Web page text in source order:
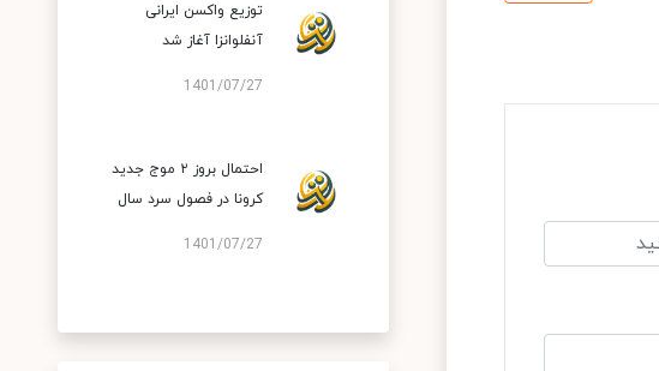
توزیع واکسن ایرانی
آنفلوانزا آغاز شد
1401/07/27
احتمال بروز ۲ موج جدید
کرونا در فصول سرد سال
1401/07/27